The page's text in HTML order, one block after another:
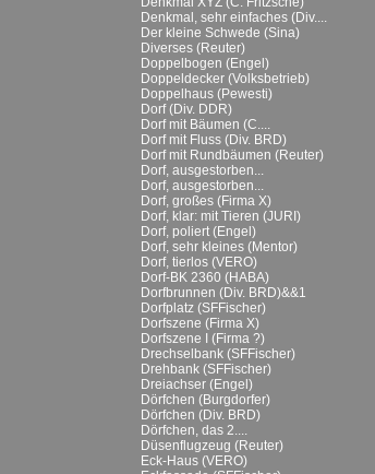
Denkmal, sehr einfaches (Div....
Der kleine Schwede (Sina)
Diverses (Reuter)
Doppelbogen (Engel)
Doppeldecker (Volksbetrieb)
Doppelhaus (Pewesti)
Dorf (Div. DDR)
Dorf mit Bäumen (C....
Dorf mit Fluss (Div. BRD)
Dorf mit Rundbäumen (Reuter)
Dorf, ausgestorben...
Dorf, ausgestorben...
Dorf, großes (Firma X)
Dorf, klar: mit Tieren (JURI)
Dorf, poliert (Engel)
Dorf, sehr kleines (Mentor)
Dorf, tierlos (VERO)
Dorf-BK 2360 (HABA)
Dorfbrunnen (Div. BRD)&&1
Dorfplatz (SFFischer)
Dorfszene (Firma X)
Dorfszene I (Firma ?)
Drechselbank (SFFischer)
Drehbank (SFFischer)
Dreiachser (Engel)
Dörfchen (Burgdorfer)
Dörfchen (Div. BRD)
Dörfchen, das 2....
Düsenflugzeug (Reuter)
Eck-Haus (VERO)